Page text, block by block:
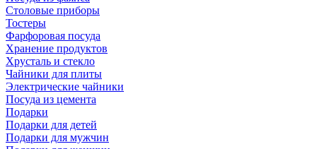
Столовые приборы
Тостеры
Фарфоровая посуда
Хранение продуктов
Хрусталь и стекло
Чайники для плиты
Электрические чайники
Посуда из цемента
Подарки
Подарки для детей
Подарки для мужчин